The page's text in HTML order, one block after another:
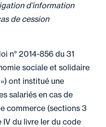
d’information
de cession
n° 2014-856 du 31
sociale et solidaire
ont institué une
salariés en cas de
commerce (sections 3
du livre Ier du code